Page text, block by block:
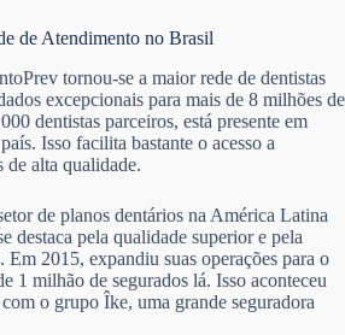
de Atendimento no Brasil
tornou-se a maior rede de dentistas
excepcionais para mais de 8 milhões de
dentistas parceiros, está presente em
Isso facilita bastante o acesso a
de alta qualidade.
de planos dentários na América Latina
destaca pela qualidade superior e pela
Em 2015, expandiu suas operações para o
1 milhão de segurados lá. Isso aconteceu
o grupo Îke, uma grande seguradora